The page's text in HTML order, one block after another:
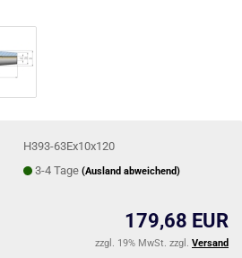
H393-63Ex10x120
3-4 Tage(Ausland abweichend)
179,68 EUR
zzgl. 19% MwSt. zzgl. Versand